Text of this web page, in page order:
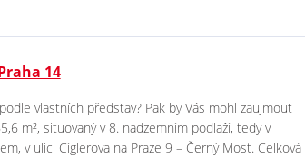
14
vlastních představ? Pak by Vás mohl zaujmout
m², situovaný v 8. nadzemním podlaží, tedy v
v ulici Cíglerova na Praze 9 – Černý Most. Celková